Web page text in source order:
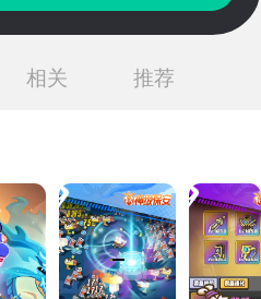
相关 推荐